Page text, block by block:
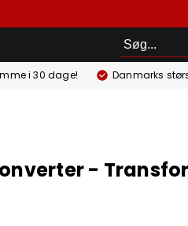
i 30 dage! Danmarks
-